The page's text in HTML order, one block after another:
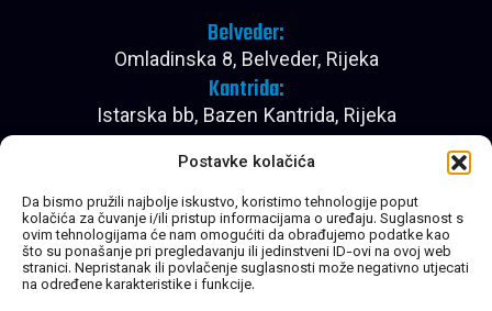
Postavke kolačića
Da bismo pružili najbolje iskustvo, koristimo tehnologije poput
kolačića za čuvanje i/ili pristup informacijama o uređaju. Suglasnost s
ovim tehnologijama će nam omogućiti da obrađujemo podatke kao
što su ponašanje pri pregledavanju ili jedinstveni ID-ovi na ovoj web
stranici. Nepristanak ili povlačenje suglasnosti može negativno utjecati
na određene karakteristike i funkcije.
Belveder:
Omladinska 8, Belveder, Rijeka
Kantrida:
Istarska bb, Bazen Kantrida, Rijeka
Pon - Pet:
08:00 - 22:30
Subota:
08:00 - 20:30
Nedjelja:
Zatvoreno